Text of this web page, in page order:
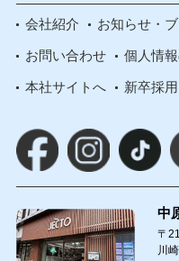
会社紹介 お知らせ・
お問い合わせ 個人情
本社サイトへ 新卒採用
中
〒
川